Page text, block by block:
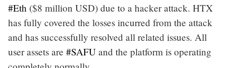
#Eth ($8 million USD) due to a hacker attack. HTX
has fully covered the losses incurred from the attack
and has successfully resolved all related issues. All
user assets are #SAFU and the platform is operating